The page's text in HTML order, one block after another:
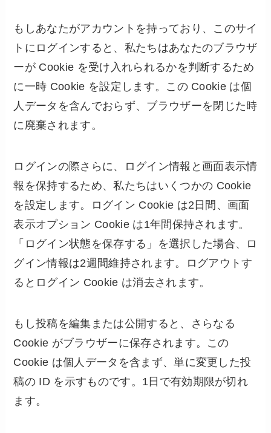
もしあなたがアカウントを持っており、このサイ
トにログインすると、私たちはあなたのブラウザ
ーが Cookie を受け入れられるかを判断するため
に一時 Cookie を設定します。この Cookie は個
人データを含んでおらず、ブラウザーを閉じた時
に廃棄されます。
ログインの際さらに、ログイン情報と画面表示情
報を保持するため、私たちはいくつかの Cookie
を設定します。ログイン Cookie は2日間、画面
表示オプション Cookie は1年間保持されます。
「ログイン状態を保存する」を選択した場合、ロ
グイン情報は2週間維持されます。ログアウトす
るとログイン Cookie は消去されます。
もし投稿を編集または公開すると、さらなる
Cookie がブラウザーに保存されます。この
Cookie は個人データを含まず、単に変更した投
稿の ID を示すものです。1日で有効期限が切れ
ます。